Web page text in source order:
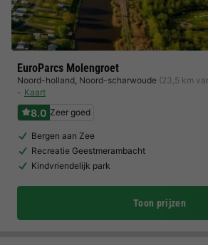
EuroParcs Molengroet
Noord-holland, Noord-scharwoude (23,5 km
Kaart
8.0 Zeer goed
Bergen aan Zee
Recreatie Geestmerambacht
Kindvriendelijk park
Toon prijzen